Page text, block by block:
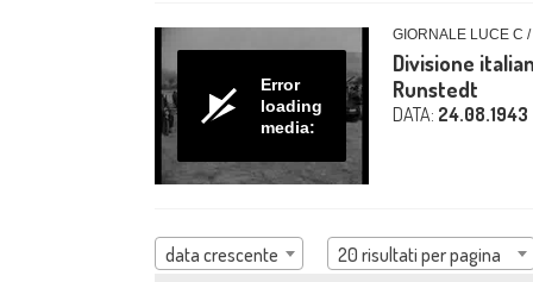
Error
loading
media:
GIORNALE LUCE C
Divisione
Runstedt
DATA: 24.08.1943
data crescente
20 risultati per pagina